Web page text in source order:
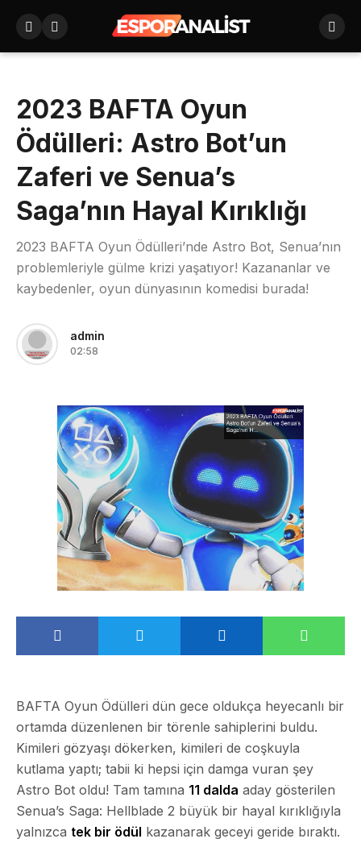
2023 BAFTA Oyun
Ödülleri: Astro Bot’un
Zaferi ve Senua’s
Saga’nın Hayal Kırıklığı
2023 BAFTA Oyun Ödülleri’nde Astro Bot, Senua’nın
problemleriyle gülme krizi yaşatıyor! Kazananlar ve
kaybedenler, oyun dünyasının komedisi burada!
admin
02:58
BAFTA Oyun Ödülleri dün gece oldukça heyecanlı bir
ortamda düzenlenen bir törenle sahiplerini buldu.
Kimileri gözyaşı dökerken, kimileri de coşkuyla
kutlama yaptı; tabii ki hepsi için damga vuran şey
Astro Bot oldu! Tam tamına 11 dalda aday gösterilen
Senua’s Saga: Hellblade 2 büyük bir hayal kırıklığıyla
yalnızca tek bir ödül kazanarak geceyi geride bıraktı.